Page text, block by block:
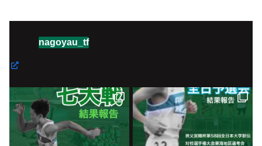
nagoyau_tf